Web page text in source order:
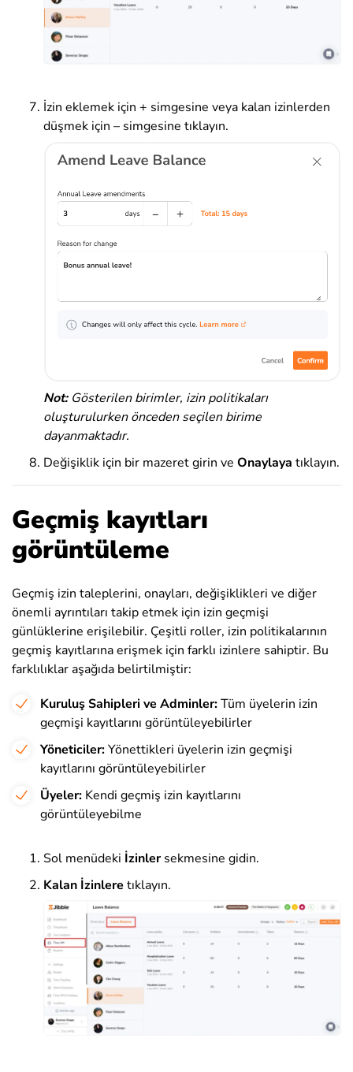
İzin eklemek için + simgesine veya kalan izinlerden
düşmek için – simgesine tıklayın.
Not:Gösterilen birimler, izin politikaları
oluşturulurken önceden seçilen birime
dayanmaktadır.
Değişiklik için bir mazeret girin ve Onaylaya tıklayın.
Geçmiş kayıtları
görüntüleme
Geçmiş izin taleplerini, onayları, değişiklikleri ve diğer
önemli ayrıntıları takip etmek için izin geçmişi
günlüklerine erişilebilir. Çeşitli roller, izin politikalarının
geçmiş kayıtlarına erişmek için farklı izinlere sahiptir. Bu
farklılıklar aşağıda belirtilmiştir:
Kuruluş Sahipleri ve Adminler:Tüm üyelerin izin
geçmişi kayıtlarını görüntüleyebilirler
Yöneticiler:Yönettikleri üyelerin izin geçmişi
kayıtlarını görüntüleyebilirler
Üyeler: Kendi geçmiş izin kayıtlarını
görüntüleyebilme
Sol menüdeki İzinlersekmesine gidin.
Kalan İzinlere tıklayın.